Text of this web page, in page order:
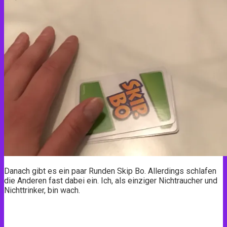
Danach gibt es ein paar Runden Skip Bo. Allerdings schlafen
die Anderen fast dabei ein. Ich, als einziger Nichtraucher und
Nichttrinker, bin wach.